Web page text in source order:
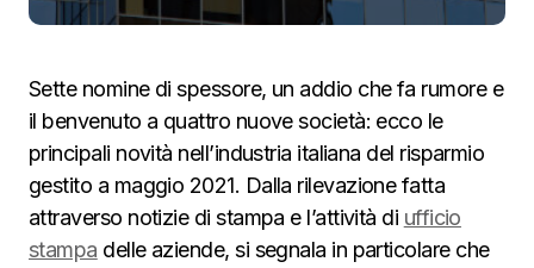
Sette nomine di spessore, un addio che fa rumore e
il benvenuto a quattro nuove società: ecco le
principali novità nell’industria italiana del risparmio
gestito a maggio 2021. Dalla rilevazione fatta
attraverso notizie di stampa e l’attività di ufficio
stampa delle aziende, si segnala in particolare che